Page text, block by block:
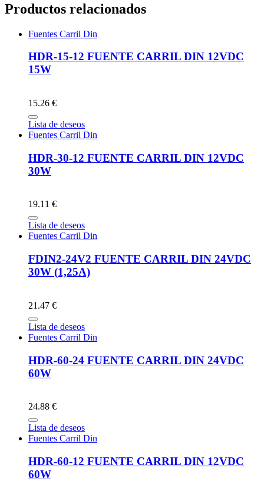
Productos relacionados
Fuentes Carril Din
HDR-15-12 FUENTE CARRIL DIN 12VDC
15W
15.26 €
Lista de deseos
Fuentes Carril Din
HDR-30-12 FUENTE CARRIL DIN 12VDC
30W
19.11 €
Lista de deseos
Fuentes Carril Din
FDIN2-24V2 FUENTE CARRIL DIN 24VDC
30W (1,25A)
21.47 €
Lista de deseos
Fuentes Carril Din
HDR-60-24 FUENTE CARRIL DIN 24VDC
60W
24.88 €
Lista de deseos
Fuentes Carril Din
HDR-60-12 FUENTE CARRIL DIN 12VDC
60W